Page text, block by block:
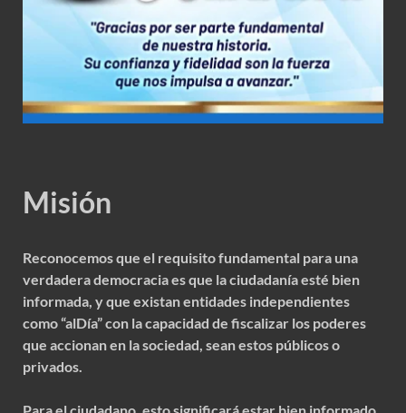
Misión
Reconocemos que el requisito fundamental para una
verdadera democracia es que la ciudadanía esté bien
informada, y que existan entidades independientes
como “alDía” con la capacidad de fiscalizar los poderes
que accionan en la sociedad, sean estos públicos o
privados.